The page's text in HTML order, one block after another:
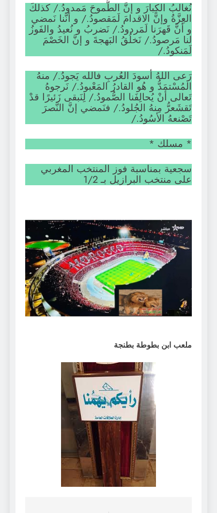
نُغالبُ الكِبارَ و إنَّ الطُّموحَ مَمدودُ./ كذلكَ
العِزَّةُ وإنَّ الاقدامَ لَمَقصودُ./ و أنَّنا نَمضي
و أنَّ قَهرَنا لَمَردودُ./ نَضربُ و نُعيدُ والفَوزُ
لنا مَرصودُ./ نَخلُقُ البَهجةَ و إنَّ الخَصْمَ
لَمَنكودُ./
رَعىاللهُ أسودَ العُربِ فالله يَجودُ./ منهُ
المُسْتمَدُّ و هُو القادرُ المَعْبودُ./ نَرجوهُ
تَعالى أنْ يُحالِفَنا الصُّمودُ./ لِنَبقى زَئيرًا قدْ
تَقشَعرُّ مِنهُ الجُلودُ./ فنَمضي إنَّ النَّصرَ
تَصْنعهُ الأسُودُ./
* مسلك *
سجعية بمناسبة فوز المنتخب المغربي
على منتخب البرازيل بـ 1/2
ملعب ابن بطوطة بطنجة